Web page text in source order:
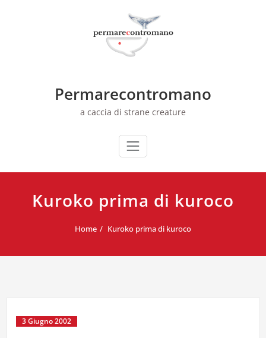
Permarecontromano
a caccia di strane creature
Kuroko prima di kuroco
Home Kuroko prima di kuroco
3 Giugno 2002